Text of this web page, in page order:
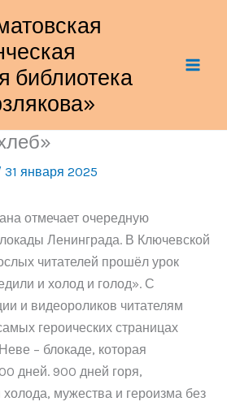
библиотека
31 января 2025
отмечает очередную
Ленинграда. В Ключевской
читателей прошёл урок
и холод и голод». С
и видеороликов читателям
героических страницах
– блокаде, которая
дней. 900 дней горя,
мужества и героизма без